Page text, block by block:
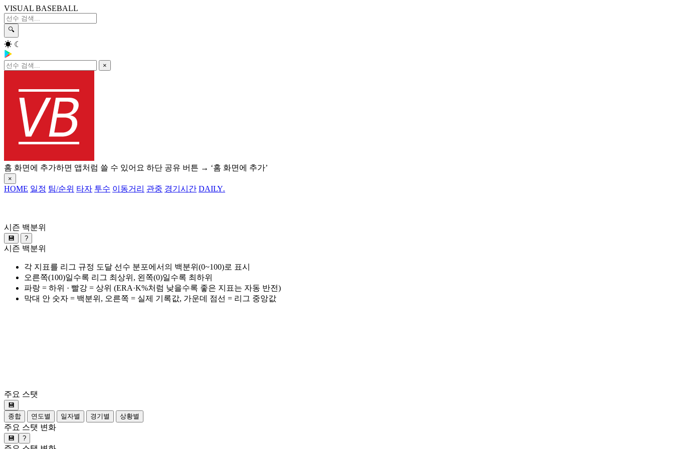
VISUAL BASEBALL
🔍
☀ ☾
×
홈 화면에 추가하면 앱처럼 쓸 수 있어요 하단 공유 버튼 → ‘홈 화면에 추가’
×
HOME 일정 팀/순위 타자 투수 이동거리 관중 경기시간 DAILY.
시즌 백분위
💾 ?
시즌 백분위
각 지표를 리그 규정 도달 선수 분포에서의 백분위(0~100)로 표시
오른쪽(100)일수록 리그 최상위, 왼쪽(0)일수록 최하위
파랑 = 하위 · 빨강 = 상위 (ERA·K%처럼 낮을수록 좋은 지표는 자동 반전)
막대 안 숫자 = 백분위, 오른쪽 = 실제 기록값, 가운데 점선 = 리그 중앙값
주요 스탯
💾
종합
연도별 일자별 경기별 상황별
주요 스탯 변화
💾 ?